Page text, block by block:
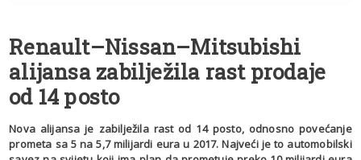
Renault–Nissan–Mitsubishi
alijansa zabilježila rast prodaje
od 14 posto
Nova alijansa je zabilježila rast od 14 posto, odnosno povećanje
prometa sa 5 na 5,7 milijardi eura u 2017. Najveći je to automobilski